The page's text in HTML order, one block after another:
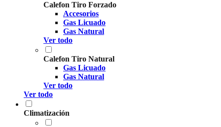
Calefon Tiro Forzado
Accesorios
Gas Licuado
Gas Natural
Ver todo
Calefon Tiro Natural
Gas Licuado
Gas Natural
Ver todo
Ver todo
Climatización